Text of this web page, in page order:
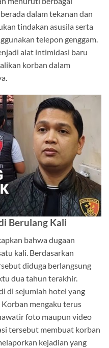
dalam tekanan dan
tindakan asusila serta
telepon genggam.
alat intimidasi baru
korban dalam
Berulang Kali
bahwa dugaan
kali. Berdasarkan
diduga berlangsung
dua tahun terakhir.
di sejumlah hotel yang
mengaku terus
foto maupun video
tersebut membuat korban
kejadian yang